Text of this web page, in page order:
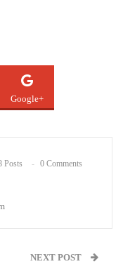
Google+
Posts 0 Comments
NEXT POST